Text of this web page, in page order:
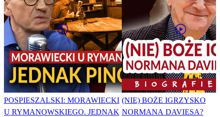
POSPIESZALSKI: MORAWIECKI
U RYMANOWSKIEGO. JEDNAK
(NIE) BOŻE IGRZYSKO
NORMANA DAVIESA?